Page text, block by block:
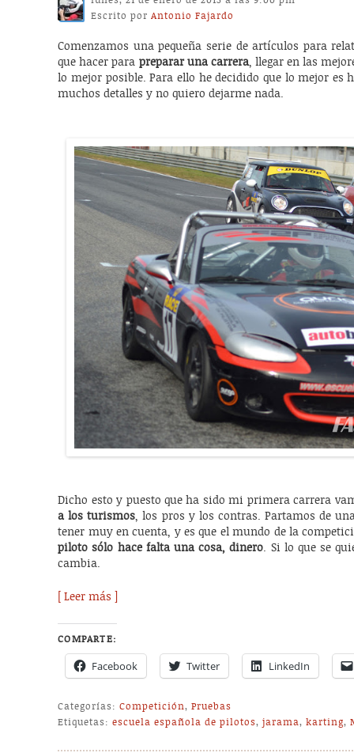
Escrito porAntonio Fajardo
Comenzamos una pequeña serie de artículos para
que hacer para preparar una carrera, llegar en las
lo mejor posible. Para ello he decidido que lo mejor es
muchos detalles y no quiero dejarme nada.
Dicho esto y puesto que ha sido mi primera carrera
a los turismos, los pros y los contras. Partamos de
tener muy en cuenta, y es que el mundo de la
piloto sólo hace falta una cosa, dinero. Si lo que se
cambia.
[ Leer más ]
COMPARTE:
Facebook Twitter LinkedIn
Categorías: Competición,Pruebas
Etiquetas: escuela española de pilotos,jarama,karting,